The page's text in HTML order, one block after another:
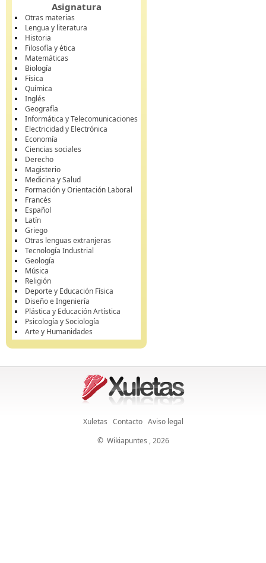
Asignatura
Otras materias
Lengua y literatura
Historia
Filosofía y ética
Matemáticas
Biología
Física
Química
Inglés
Geografía
Informática y Telecomunicaciones
Electricidad y Electrónica
Economía
Ciencias sociales
Derecho
Magisterio
Medicina y Salud
Formación y Orientación Laboral
Francés
Español
Latín
Griego
Otras lenguas extranjeras
Tecnología Industrial
Geología
Música
Religión
Deporte y Educación Física
Diseño e Ingeniería
Plástica y Educación Artística
Psicología y Sociología
Arte y Humanidades
Xuletas Contacto Aviso legal
© Wikiapuntes , 2026